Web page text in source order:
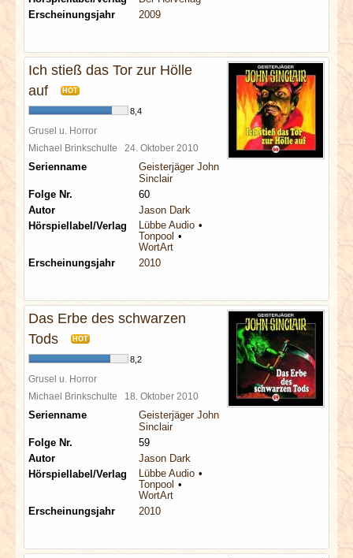
Erscheinungsjahr
2009
Ich stieß das Tor zur Hölle
auf
HOT
8,4
Grusel u. Horror
Michael Brinkschulte 24. Oktober 2010
Serienname
Geisterjäger John
Sinclair
Folge Nr.
60
Autor
Jason Dark
Hörspiellabel/Verlag
Lübbe Audio
Tonpool
WortArt
Erscheinungsjahr
2010
Das Erbe des schwarzen
Tods
HOT
8,2
Grusel u. Horror
Michael Brinkschulte 18. Oktober 2010
Serienname
Geisterjäger John
Sinclair
Folge Nr.
59
Autor
Jason Dark
Hörspiellabel/Verlag
Lübbe Audio
Tonpool
WortArt
Erscheinungsjahr
2010